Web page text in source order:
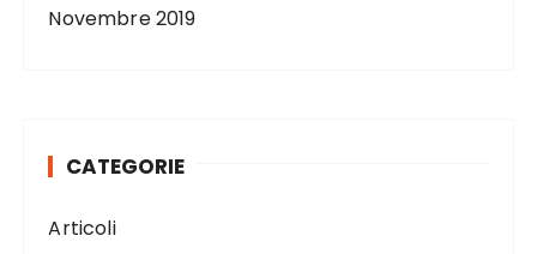
Novembre 2019
CATEGORIE
Articoli